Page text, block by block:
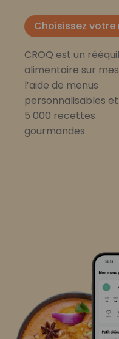
Choisissez votre
CROQ est un
alimentaire sur
l’aide de menus
personnalisables
5 000 recettes
gourmandes